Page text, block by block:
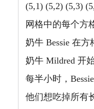
(5,1) (5,2) (5,3)
网格中的每个方
奶牛 Bessie 在
奶牛 Mildred 开
每半小时，
他们想吃掉所有